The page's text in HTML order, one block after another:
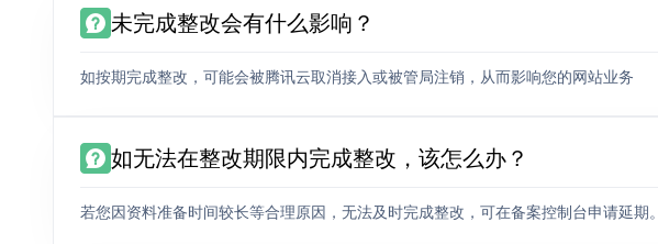
未完成整改会有什么影响？
如按期完成整改，可能会被腾讯云取消接入或被管局注销，从而影响您的网站业务
如无法在整改期限内完成整改，该怎么办？
若您因资料准备时间较长等合理原因，无法及时完成整改，可在备案控制台申请延期。